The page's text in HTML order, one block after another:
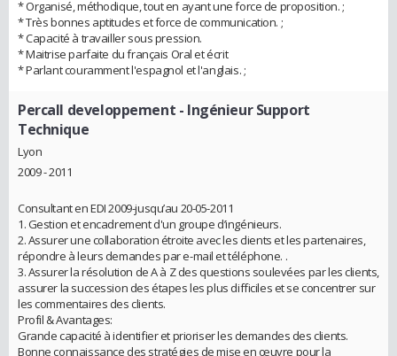
* Organisé, méthodique, tout en ayant une force de proposition. ;
* Très bonnes aptitudes et force de communication. ;
* Capacité à travailler sous pression.
* Maitrise parfaite du français Oral et écrit
* Parlant couramment l'espagnol et l'anglais. ;
Percall developpement - Ingénieur Support
Technique
Lyon
2009 - 2011
Consultant en EDI 2009-jusqu’au 20-05-2011
1. Gestion et encadrement d'un groupe d’ingénieurs.
2. Assurer une collaboration étroite avec les clients et les partenaires,
répondre à leurs demandes par e-mail et téléphone. .
3. Assurer la résolution de A à Z des questions soulevées par les clients,
assurer la succession des étapes les plus difficiles et se concentrer sur
les commentaires des clients.
Profil & Avantages:
Grande capacité à identifier et prioriser les demandes des clients.
Bonne connaissance des stratégies de mise en œuvre pour la